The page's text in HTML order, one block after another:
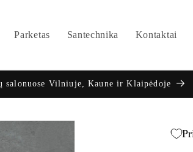
Parketas Santechnika Kontaktai
salonuose Vilniuje, Kaune ir Klaipėdoje